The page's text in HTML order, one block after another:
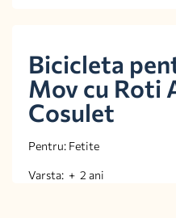
Bicicleta
Mov cu Roti
Cosulet
Pentru: Fetite
Varsta: + 2 ani